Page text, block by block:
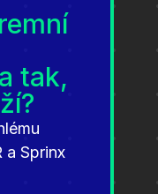
tak,
a Sprinx